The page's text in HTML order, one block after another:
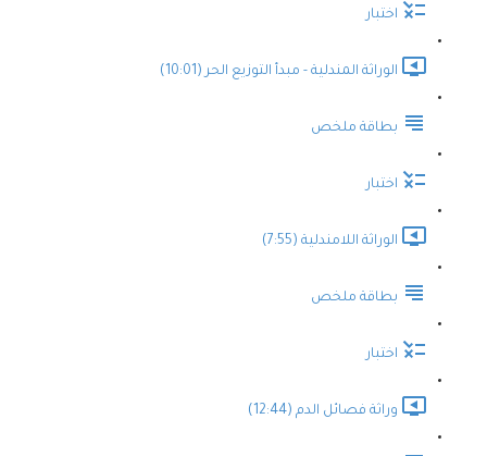
اختبار
الوراثة المندلية - مبدأ التوزيع الحر (10:01)
بطاقة ملخص
اختبار
الوراثة اللامندلية (7:55)
بطاقة ملخص
اختبار
وراثة فصائل الدم (12:44)